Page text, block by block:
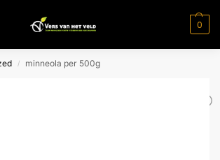
0
/ minneola per 500g